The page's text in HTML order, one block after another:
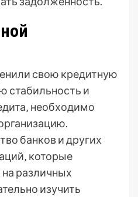
свою кредитную
стабильность и
необходимо
банков и других
которые
различных
изучить